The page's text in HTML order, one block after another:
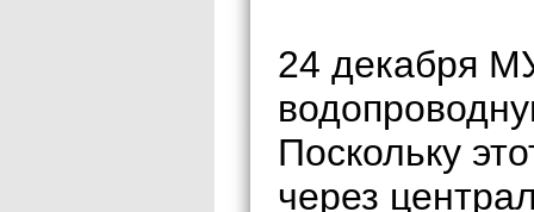
24 декабря
Поскольку
через